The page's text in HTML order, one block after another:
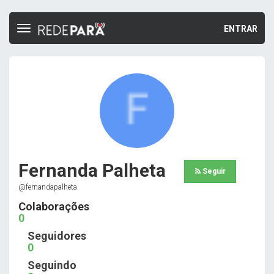
ENTRAR
Toggle
Fernanda Palheta
Seguir
@fernandapalheta
Colaborações
0
Seguidores
0
Seguindo